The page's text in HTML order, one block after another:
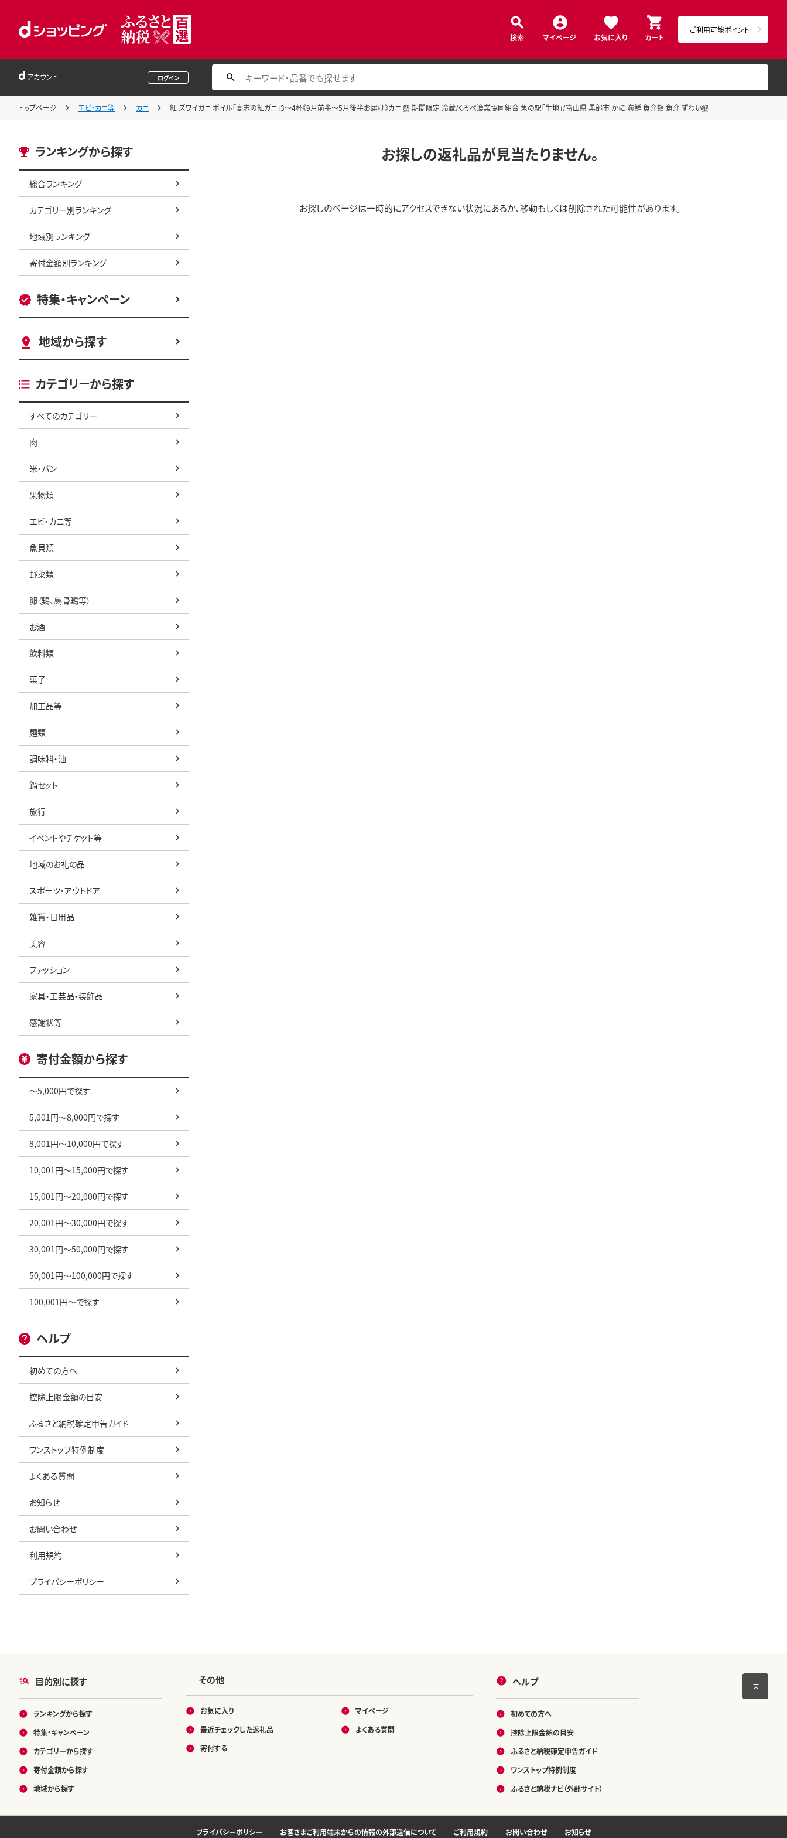
検索 マイページ お気に入り カート
ご利用可能ポイント
アカウント ログイン
トップページ エビ・カニ等 カニ 紅 ズワイガニ ボイル「高志の紅ガニ」3～4杯《9月前半～5月後半お届け》カニ 蟹 期間限定 冷蔵/くろべ漁業協同組合 魚の駅「生地」/富山県 黒部市 かに 海鮮 魚介類 魚介 ずわい蟹
ランキングから探す
総合ランキング
カテゴリー別ランキング
地域別ランキング
寄付金額別ランキング
特集・キャンペーン
地域から探す
カテゴリーから探す
すべてのカテゴリー
肉
米・パン
果物類
エビ・カニ等
魚貝類
野菜類
卵（鶏、烏骨鶏等）
お酒
飲料類
菓子
加工品等
麺類
調味料・油
鍋セット
旅行
イベントやチケット等
地域のお礼の品
スポーツ・アウトドア
雑貨・日用品
美容
ファッション
家具・工芸品・装飾品
感謝状等
寄付金額から探す
～5,000円で探す
5,001円～8,000円で探す
8,001円～10,000円で探す
10,001円～15,000円で探す
15,001円～20,000円で探す
20,001円～30,000円で探す
30,001円～50,000円で探す
50,001円～100,000円で探す
100,001円～で探す
ヘルプ
初めての方へ
控除上限金額の目安
ふるさと納税確定申告ガイド
ワンストップ特例制度
よくある質問
お知らせ
お問い合わせ
利用規約
プライバシーポリシー
お探しの返礼品が見当たりません。
お探しのページは一時的にアクセスできない状況にあるか、移動もしくは削除された可能性があります。
目的別に探す
ランキングから探す
特集・キャンペーン
カテゴリーから探す
寄付金額から探す
地域から探す
その他
お気に入り
最近チェックした返礼品
寄付する
マイページ
よくある質問
ヘルプ
初めての方へ
控除上限金額の目安
ふるさと納税確定申告ガイド
ワンストップ特例制度
ふるさと納税ナビ（外部サイト）
プライバシーポリシー お客さまご利用端末からの情報の外部送信について ご利用規約 お問い合わせ お知らせ